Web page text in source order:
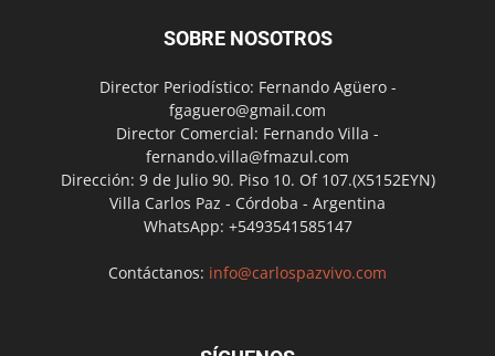
SOBRE NOSOTROS
Director Periodístico: Fernando Agüero -
fgaguero@gmail.com
Director Comercial: Fernando Villa -
fernando.villa@fmazul.com
Dirección: 9 de Julio 90. Piso 10. Of 107.(X5152EYN)
Villa Carlos Paz - Córdoba - Argentina
WhatsApp: +5493541585147
Contáctanos: info@carlospazvivo.com